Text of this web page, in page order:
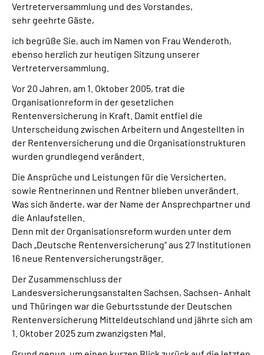
Online-Services
Inhalte in Gebärdensprache (DGS)
Leichte Sprache
Suche
Mein Kundenportal
Vertreterversammlung und des Vorstandes,
sehr geehrte Gäste,
ich begrüße Sie, auch im Namen von Frau Wenderoth,
ebenso herzlich zur heutigen Sitzung unserer
Vertreterversammlung.
Vor 20 Jahren, am 1. Oktober 2005, trat die
Organisationreform in der gesetzlichen
Rentenversicherung in Kraft. Damit entfiel die
Unterscheidung zwischen Arbeitern und Angestellten in
der Rentenversicherung und die Organisationstrukturen
wurden grundlegend verändert.
Die Ansprüche und Leistungen für die Versicherten,
sowie Rentnerinnen und Rentner blieben unverändert.
Was sich änderte, war der Name der Ansprechpartner und
die Anlaufstellen.
Denn mit der Organisationsreform wurden unter dem
Dach „Deutsche Rentenversicherung“ aus 27 Institutionen
16 neue Rentenversicherungsträger.
Der Zusammenschluss der
Landesversicherungsanstalten Sachsen, Sachsen- Anhalt
und Thüringen war die Geburtsstunde der Deutschen
Rentenversicherung Mitteldeutschland und jährte sich am
1. Oktober 2025 zum zwanzigsten Mal.